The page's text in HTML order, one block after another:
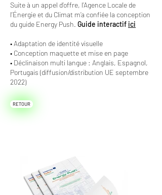
Suite à un appel d’offre, l’Agence Locale de
l’Énergie et du Climat m’a confiée la conception
du guide Energy Push. Guide interactif ici
• Adaptation de identité visuelle
• Conception maquette et mise en page
• Déclinaison multi langue : Anglais, Espagnol,
Portugais (diffusion/distribution UE septembre
2022)
RETOUR